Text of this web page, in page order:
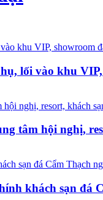
lối vào khu
tâm hội nghị,
khách sạn đá